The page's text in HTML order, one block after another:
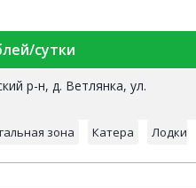
сутки
р-н, д. Ветлянка, ул.
зона Катера Лодки